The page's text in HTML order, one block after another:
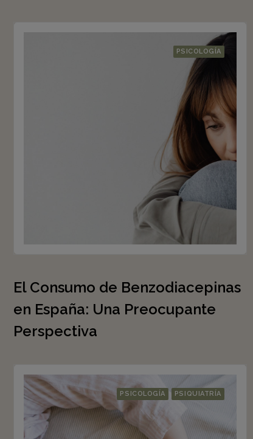
PSICOLOGÍA
El Consumo de Benzodiacepinas
en España: Una Preocupante
Perspectiva
PSICOLOGÍA PSIQUIATRÍA